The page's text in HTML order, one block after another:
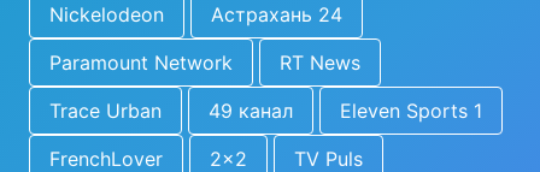
Nickelodeon
Астрахань 24
Paramount Network
RT News
Trace Urban
49 канал
Eleven Sports 1
FrenchLover
2x2 TV Puls